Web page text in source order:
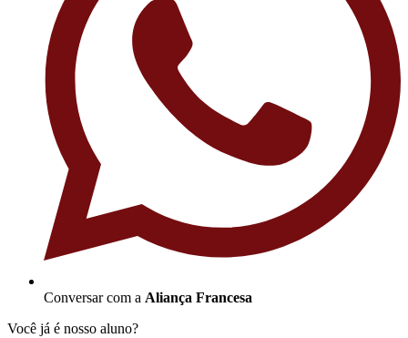
Conversar com a Aliança Francesa
Você já é nosso aluno?